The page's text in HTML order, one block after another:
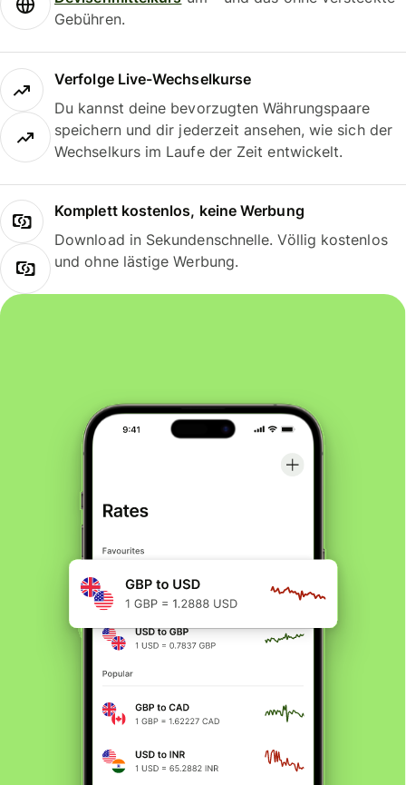
Gebühren.
Verfolge Live-Wechselkurse
Du kannst deine bevorzugten Währungspaare
speichern und dir jederzeit ansehen, wie sich der
Wechselkurs im Laufe der Zeit entwickelt.
Komplett kostenlos, keine Werbung
Download in Sekundenschnelle. Völlig kostenlos
und ohne lästige Werbung.